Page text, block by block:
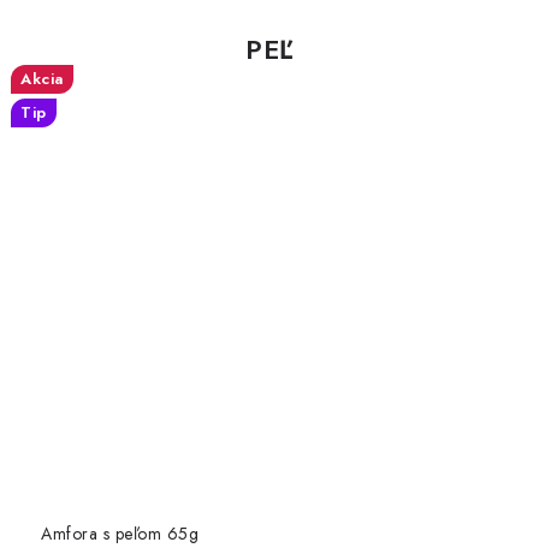
PEĽ
Amfora s peľom 65g
Akcia
Tip